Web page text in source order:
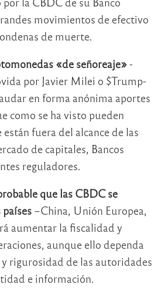
movimientos de efectivo
de muerte.
«de señoreaje»-
por Javier Milei o $Trump-
en forma anónima aportes
como se ha visto pueden
están fuera del alcance de las
de capitales, Bancos
reguladores.
que las CBDC se
–China, Unión Europea,
aumentar la fiscalidad y
aunque ello dependa
rigurosidad de las autoridades
e información.